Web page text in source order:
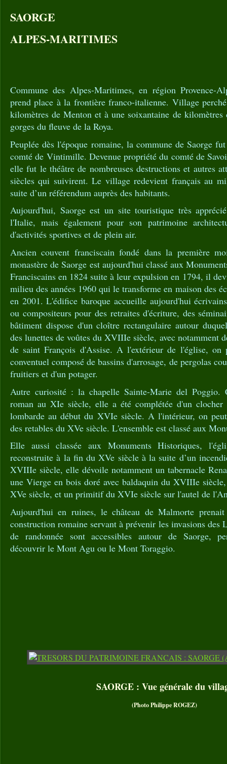
SAORGE
ALPES-MARITIMES
Commune des Alpes-Maritimes, en région Provence-
prend place à la frontière franco-italienne. Village
kilomètres de Menton et à une soixantaine de
gorges du fleuve de la Roya.
Peuplée dès l'époque romaine, la commune de Saorge
comté de Vintimille. Devenue propriété du comté de
elle fut le théâtre de nombreuses destructions et autres
siècles qui suivirent. Le village redevient français au
suite d’un référendum auprès des habitants.
Aujourd'hui, Saorge est un site touristique très
l'Italie, mais également pour son patrimoine
d'activités sportives et de plein air.
Ancien couvent franciscain fondé dans la première
monastère de Saorge est aujourd'hui classé aux
Franciscains en 1824 suite à leur expulsion en 1794, il
milieu des années 1960 qui le transforme en maison des
en 2001. L'édifice baroque accueille aujourd'hui
ou compositeurs pour des retraites d'écriture, des
bâtiment dispose d'un cloître rectangulaire autour
des lunettes de voûtes du XVIIIe siècle, avec notamment
de saint François d'Assise. A l'extérieur de l'église,
conventuel composé de bassins d'arrosage, de pergolas
fruitiers et d'un potager.
Autre curiosité : la chapelle Sainte-Marie del Poggio.
roman au XIe siècle, elle a été complétée d'un clocher
lombarde au début du XVIe siècle. A l'intérieur, on
des retables du XVe siècle. L'ensemble est classé aux
Elle aussi classée aux Monuments Historiques,
reconstruite à la fin du XVe siècle à la suite d’un
XVIIIe siècle, elle dévoile notamment un tabernacle
une Vierge en bois doré avec baldaquin du XVIIIe
XVe siècle, et un primitif du XVIe siècle sur l'autel de
Aujourd'hui en ruines, le château de Malmorte
construction romaine servant à prévenir les invasions des
de randonnée sont accessibles autour de Saorge,
découvrir le Mont Agu ou le Mont Toraggio.
SAORGE : Vue générale du
(Photo Philippe ROGEZ)